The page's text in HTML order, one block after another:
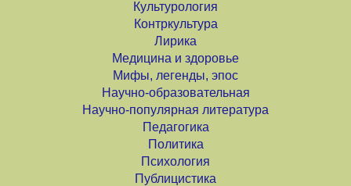
Культурология
Контркультура
Лирика
Медицина и здоровье
Мифы, легенды, эпос
Научно-образовательная
Научно-популярная литература
Педагогика
Политика
Психология
Публицистика